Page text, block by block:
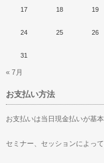
17 18 19
24 25 26
31
« 7月
お支払い方法
お支払いは当日現金払いが基本
セミナー、セッションによっ